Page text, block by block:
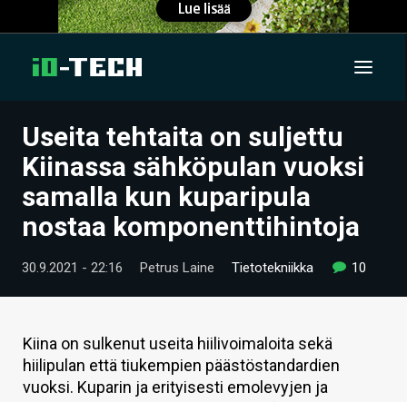
UUTISET
ARTIKKELIT
VIDEOT
TECHBBS
HINTA.FI
KAUPPA
Useita tehtaita on suljettu
Kiinassa sähköpulan vuoksi
samalla kun kuparipula
nostaa komponenttihintoja
30.9.2021 - 22:16 Petrus Laine Tietotekniikka 10
Kiina on sulkenut useita hiilivoimaloita sekä
hiilipulan että tiukempien päästöstandardien
vuoksi. Kuparin ja erityisesti emolevyjen ja